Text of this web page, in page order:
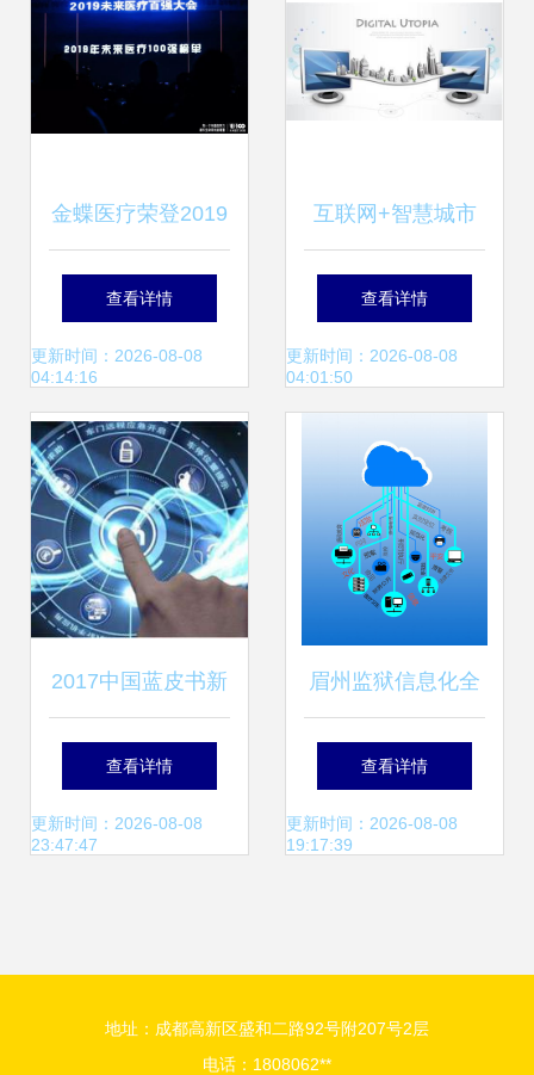
机遇
金蝶医疗荣登2019
中国数字医疗榜，
引领互联网信息技
术服务新篇章
查看详情
更新时间：2026-08-08
04:14:16
互联网+智慧城市
项目交流会 信息技
术服务赋能城市新
查看详情
更新时间：2026-08-08
04:01:50
2017中国蓝皮书新
定义 深度解读车联
网与互联网信息技
查看详情
更新时间：2026-08-08
23:47:47
眉州监狱信息化全
面跨入“云时代” 科
技赋能，构筑智慧
查看详情
更新时间：2026-08-08
19:17:39
地址：成都高新区盛和二路92号附207号2层
电话：1808062**